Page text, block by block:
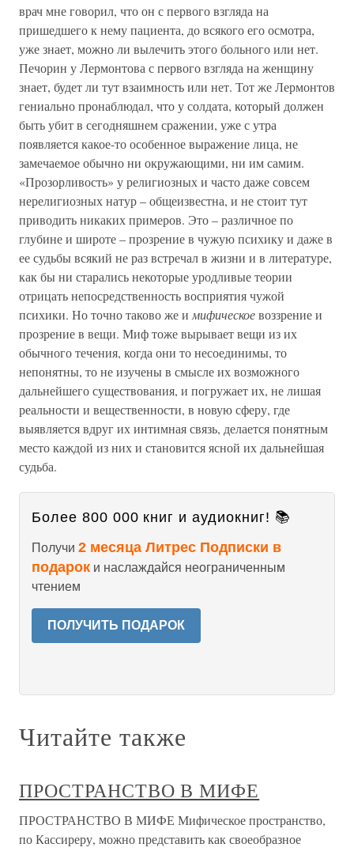
врач мне говорил, что он с первого взгляда на
пришедшего к нему пациента, до всякого его осмотра,
уже знает, можно ли вылечить этого больного или нет.
Печорин у Лермонтова с первого взгляда на женщину
знает, будет ли тут взаимность или нет. Тот же Лермонтов
гениально пронаблюдал, что у солдата, который должен
быть убит в сегодняшнем сражении, уже с утра
появляется какое-то особенное выражение лица, не
замечаемое обычно ни окружающими, ни им самим.
«Прозорливость» у религиозных и часто даже совсем
нерелигиозных натур – общеизвестна, и не стоит тут
приводить никаких примеров. Это – различное по
глубине и широте – прозрение в чужую психику и даже в
ее судьбы всякий не раз встречал в жизни и в литературе,
как бы ни старались некоторые уродливые теории
отрицать непосредственность восприятия чужой
психики. Но точно таково же и мифическоевоззрение и
прозрение в вещи. Миф тоже вырывает вещи из их
обычного течения, когда они то несоединимы, то
непонятны, то не изучены в смысле их возможного
дальнейшего существования, и погружает их, не лишая
реальности и вещественности, в новую сферу, где
выявляется вдруг их интимная связь, делается понятным
место каждой из них и становится ясной их дальнейшая
судьба.
Более 800 000 книг и аудиокниг! 📚
Получи 2 месяца Литрес Подписки в
подарок и наслаждайся неограниченным
чтением
ПОЛУЧИТЬ ПОДАРОК
Читайте также
ПРОСТРАНСТВО В МИФЕ
ПРОСТРАНСТВО В МИФЕ Мифическое пространство,
по Кассиреру, можно представить как своеобразное